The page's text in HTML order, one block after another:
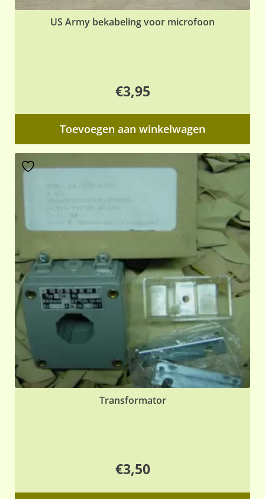
US Army bekabeling voor microfoon
€3,95
Toevoegen aan winkelwagen
Transformator
€3,50